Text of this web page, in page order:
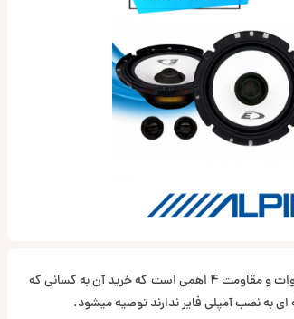
SPE-17SF از آلپاین یک کامپوننت 16 سانتی با توان 25 وات و مقاومت 4 اهمی است که خرید آن به کسانی که
به نصب آمپلی فایر ندارند توصیه میشود.